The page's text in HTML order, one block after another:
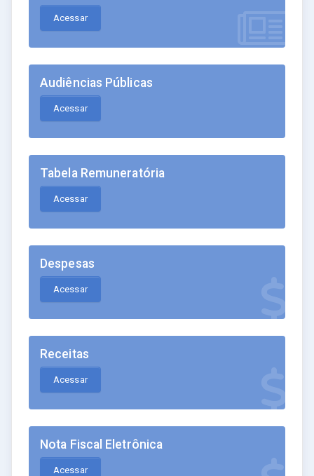
Acessar
Audiências Públicas
Acessar
Tabela Remuneratória
Acessar
Despesas
Acessar
Receitas
Acessar
Nota Fiscal Eletrônica
Acessar